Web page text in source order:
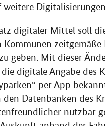
digitaler Mittel soll
geben. Mit dieser
digitale Angabe des
per App
Datenbanken des
nutzbar